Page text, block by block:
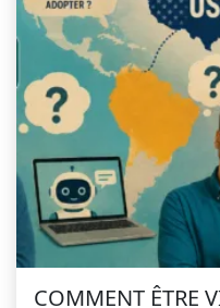
COMMENT ÊTRE